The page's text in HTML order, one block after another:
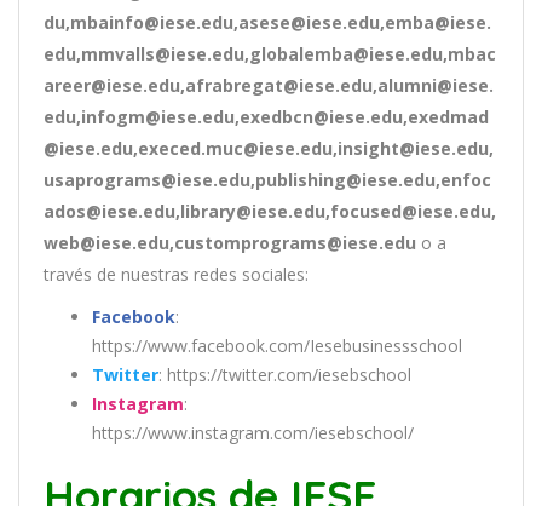
du,mbainfo@iese.edu,asese@iese.edu,emba@iese.
edu,mmvalls@iese.edu,globalemba@iese.edu,mbac
areer@iese.edu,afrabregat@iese.edu,alumni@iese.
edu,infogm@iese.edu,exedbcn@iese.edu,exedmad
@iese.edu,execed.muc@iese.edu,insight@iese.edu,
usaprograms@iese.edu,publishing@iese.edu,enfoc
ados@iese.edu,library@iese.edu,focused@iese.edu,
web@iese.edu,customprograms@iese.edu o a
través de nuestras redes sociales:
Facebook:
https://www.facebook.com/Iesebusinessschool
Twitter: https://twitter.com/iesebschool
Instagram:
https://www.instagram.com/iesebschool/
Horarios de IESE